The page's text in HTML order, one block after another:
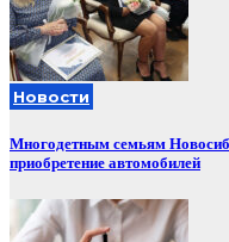
Новости
Многодетным семьям
приобретение автомобилей